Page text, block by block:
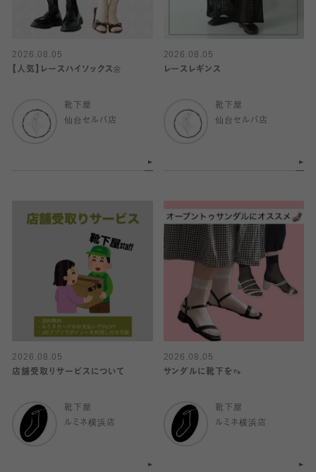
2026.08.05
【人気】レースハイソックス🌼
靴下屋
仙台セルバ店
2026.08.05
レースレギンス
靴下屋
仙台セルバ店
2026.08.05
店舗受取りサービスについて
靴下屋
ルミネ横浜店
2026.08.05
サンダルに靴下を👡
靴下屋
ルミネ横浜店